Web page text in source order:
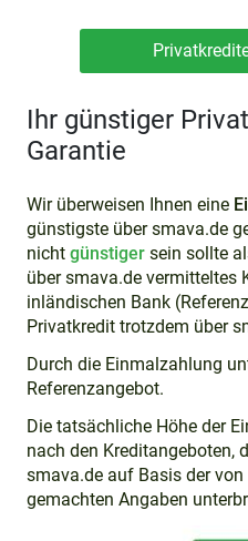
Ihr günstiger
Garantie
Wir überweisen Ihnen eine
günstigste über smava.de
nicht günstiger sein sollte
über smava.de vermitteltes
inländischen Bank
Privatkredit trotzdem über
Durch die Einmalzahlung
Referenzangebot.
Die tatsächliche Höhe der
nach den Kreditangeboten,
smava.de auf Basis der
gemachten Angaben